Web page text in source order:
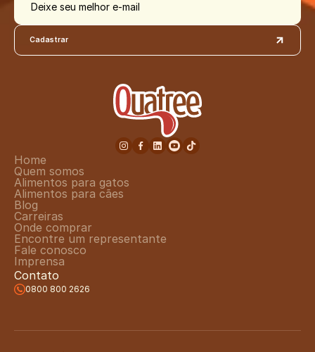
Deixe seu melhor e-mail
Cadastrar
Home
Quem somos
Alimentos para gatos
Alimentos para cães
Blog
Carreiras
Onde comprar
Encontre um representante
Fale conosco
Imprensa
Contato
0800 800 2626